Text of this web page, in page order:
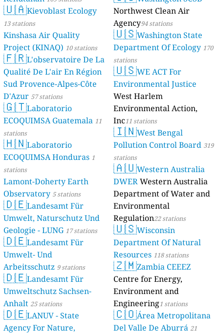
🇺🇦Kievoblast Ecology
13 stations
Kinshasa Air Quality
Project (KINAQ) 10 stations
🇫🇷L'observatoire De La
Qualité De L'air En Région
Sud Provence-Alpes-Côte
D'Azur 57 stations
🇬🇹Laboratorio
ECOQUIMSA Guatemala 11
stations
🇭🇳Laboratorio
ECOQUIMSA Honduras 1
stations
Lamont-Doherty Earth
Observatory 5 stations
🇩🇪Landesamt Für
Umwelt, Naturschutz Und
Geologie - LUNG 17 stations
🇩🇪Landesamt Für
Umwelt- Und
Arbeitsschutz 9 stations
🇩🇪Landesamt Für
Umweltschutz Sachsen-
Anhalt 25 stations
🇩🇪LANUV - State
Agency For Nature,
Northwest Clean Air
Agency94 stations
🇺🇸Washington State
Department Of Ecology 170
stations
🇺🇸WE ACT For
Environmental Justice
West Harlem
Environmental Action,
Inc11 stations
🇮🇳West Bengal
Pollution Control Board 319
stations
🇦🇺Western Australia
DWERWestern Australia
Department of Water and
Environmental
Regulation22 stations
🇺🇸Wisconsin
Department Of Natural
Resources 118 stations
🇿🇲Zambia CEEEZ
Centre for Energy,
Environment and
Engineering1 stations
🇨🇴Área Metropolitana
Del Valle De Aburrá 21